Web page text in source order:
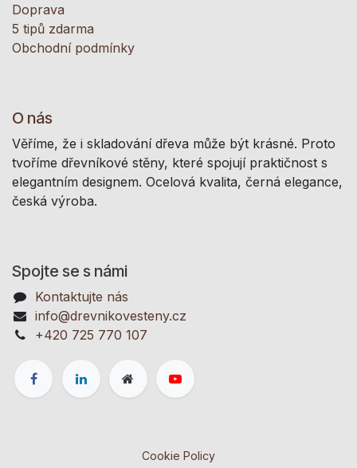
Doprava
5 tipů zdarma
Obchodní podmínky
O nás
Věříme, že i skladování dřeva může být krásné. Proto
tvoříme dřevníkové stěny, které spojují praktičnost s
elegantním designem. Ocelová kvalita, černá elegance,
česká výroba.
Spojte se s námi
Kontaktujte nás
info@drevnikovesteny.cz
+420 725 770 107
Cookie Policy